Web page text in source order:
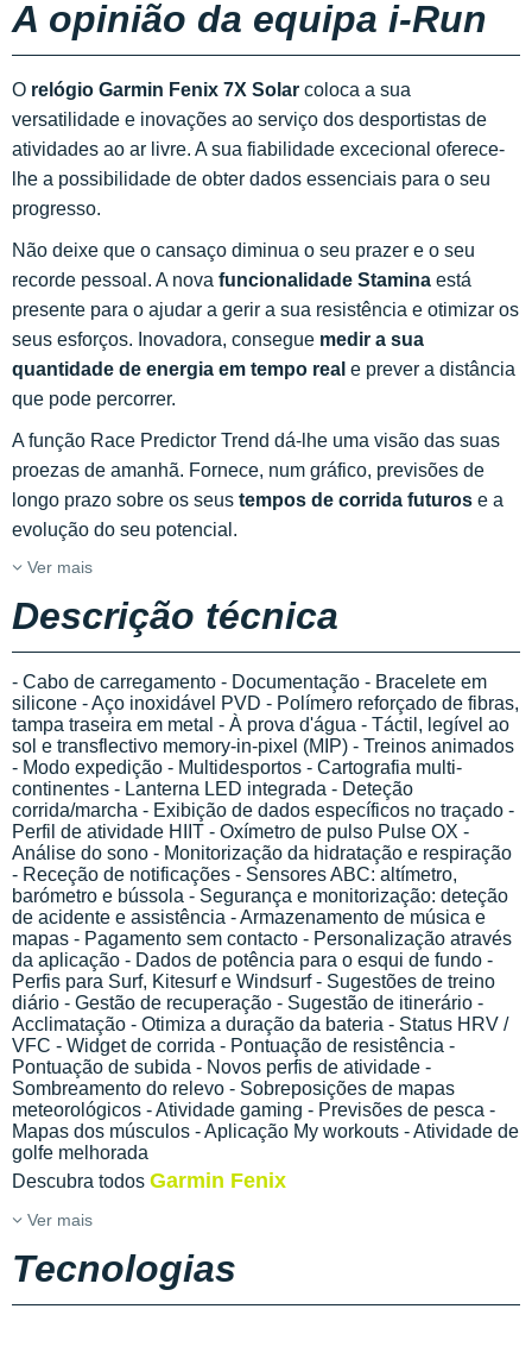
A opinião da equipa i-Run
O relógio Garmin Fenix 7X Solar coloca a sua
versatilidade e inovações ao serviço dos desportistas de
atividades ao ar livre. A sua fiabilidade excecional oferece-
lhe a possibilidade de obter dados essenciais para o seu
progresso.
Não deixe que o cansaço diminua o seu prazer e o seu
recorde pessoal. A nova funcionalidade Stamina está
presente para o ajudar a gerir a sua resistência e otimizar os
seus esforços. Inovadora, consegue medir a sua
quantidade de energia em tempo real e prever a distância
que pode percorrer.
A função Race Predictor Trend dá-lhe uma visão das suas
proezas de amanhã. Fornece, num gráfico, previsões de
longo prazo sobre os seus tempos de corrida futuros e a
evolução do seu potencial.
Ver mais
Descrição técnica
- Cabo de carregamento - Documentação - Bracelete em
silicone - Aço inoxidável PVD - Polímero reforçado de fibras,
tampa traseira em metal - À prova d'água - Táctil, legível ao
sol e transflectivo memory-in-pixel (MIP) - Treinos animados
- Modo expedição - Multidesportos - Cartografia multi-
continentes - Lanterna LED integrada - Deteção
corrida/marcha - Exibição de dados específicos no traçado -
Perfil de atividade HIIT - Oxímetro de pulso Pulse OX -
Análise do sono - Monitorização da hidratação e respiração
- Receção de notificações - Sensores ABC: altímetro,
barómetro e bússola - Segurança e monitorização: deteção
de acidente e assistência - Armazenamento de música e
mapas - Pagamento sem contacto - Personalização através
da aplicação - Dados de potência para o esqui de fundo -
Perfis para Surf, Kitesurf e Windsurf - Sugestões de treino
diário - Gestão de recuperação - Sugestão de itinerário -
Acclimatação - Otimiza a duração da bateria - Status HRV /
VFC - Widget de corrida - Pontuação de resistência -
Pontuação de subida - Novos perfis de atividade -
Sombreamento do relevo - Sobreposições de mapas
meteorológicos - Atividade gaming - Previsões de pesca -
Mapas dos músculos - Aplicação My workouts - Atividade de
golfe melhorada
Descubra todos Garmin Fenix
Ver mais
Tecnologias